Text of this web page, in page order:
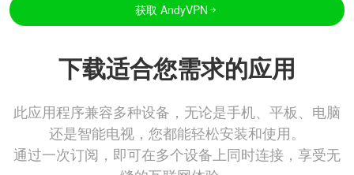
获取 AndyVPN
下载适合您需求的应用
此应用程序兼容多种设备，无论是手机、平板、电脑
还是智能电视，您都能轻松安装和使用。
通过一次订阅，即可在多个设备上同时连接，享受无